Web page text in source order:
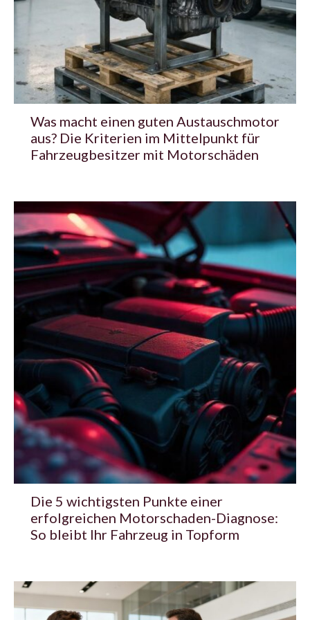
Was macht einen guten Austauschmotor
aus? Die Kriterien im Mittelpunkt für
Fahrzeugbesitzer mit Motorschäden
Die 5 wichtigsten Punkte einer
erfolgreichen Motorschaden-Diagnose:
So bleibt Ihr Fahrzeug in Topform